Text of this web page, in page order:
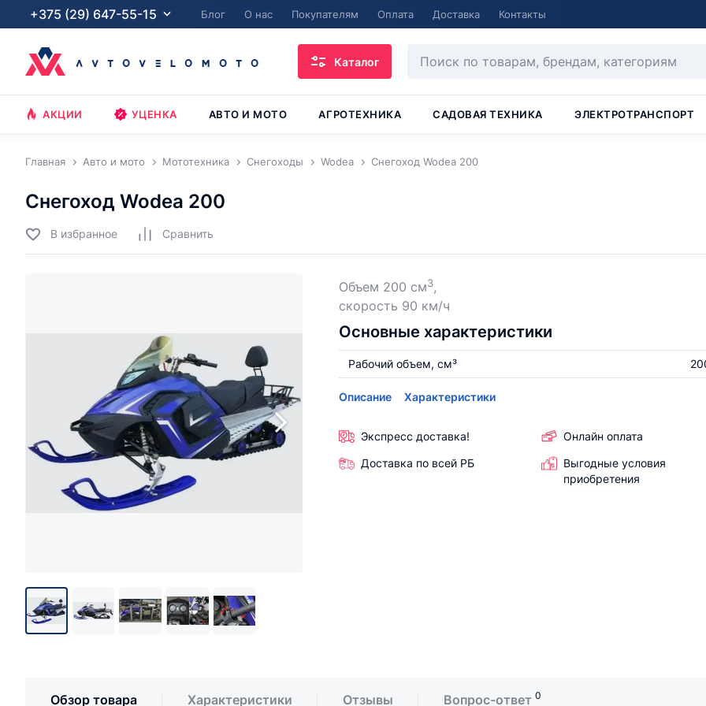
+375 (29) 647-55-15 Блог О нас Покупателям Оплата Доставка Контакты
Каталог
АКЦИИ УЦЕНКА АВТО И МОТО АГРОТЕХНИКА САДОВАЯ ТЕХНИКА ЭЛЕКТРОТРАНСПОРТ
Главная Авто и мото Мототехника Снегоходы Wodea Снегоход Wodea 200
Снегоход Wodea 200
В избранное Cравнить
Объем 200 см3,
скорость 90 км/ч
Основные характеристики
Рабочий объем, см³
Описание Характеристики
Экспресс доставка!
Онлайн оплата
Доставка по всей РБ
Выгодные условия
приобретения
Обзор товара Характеристики Отзывы Вопрос-ответ 0